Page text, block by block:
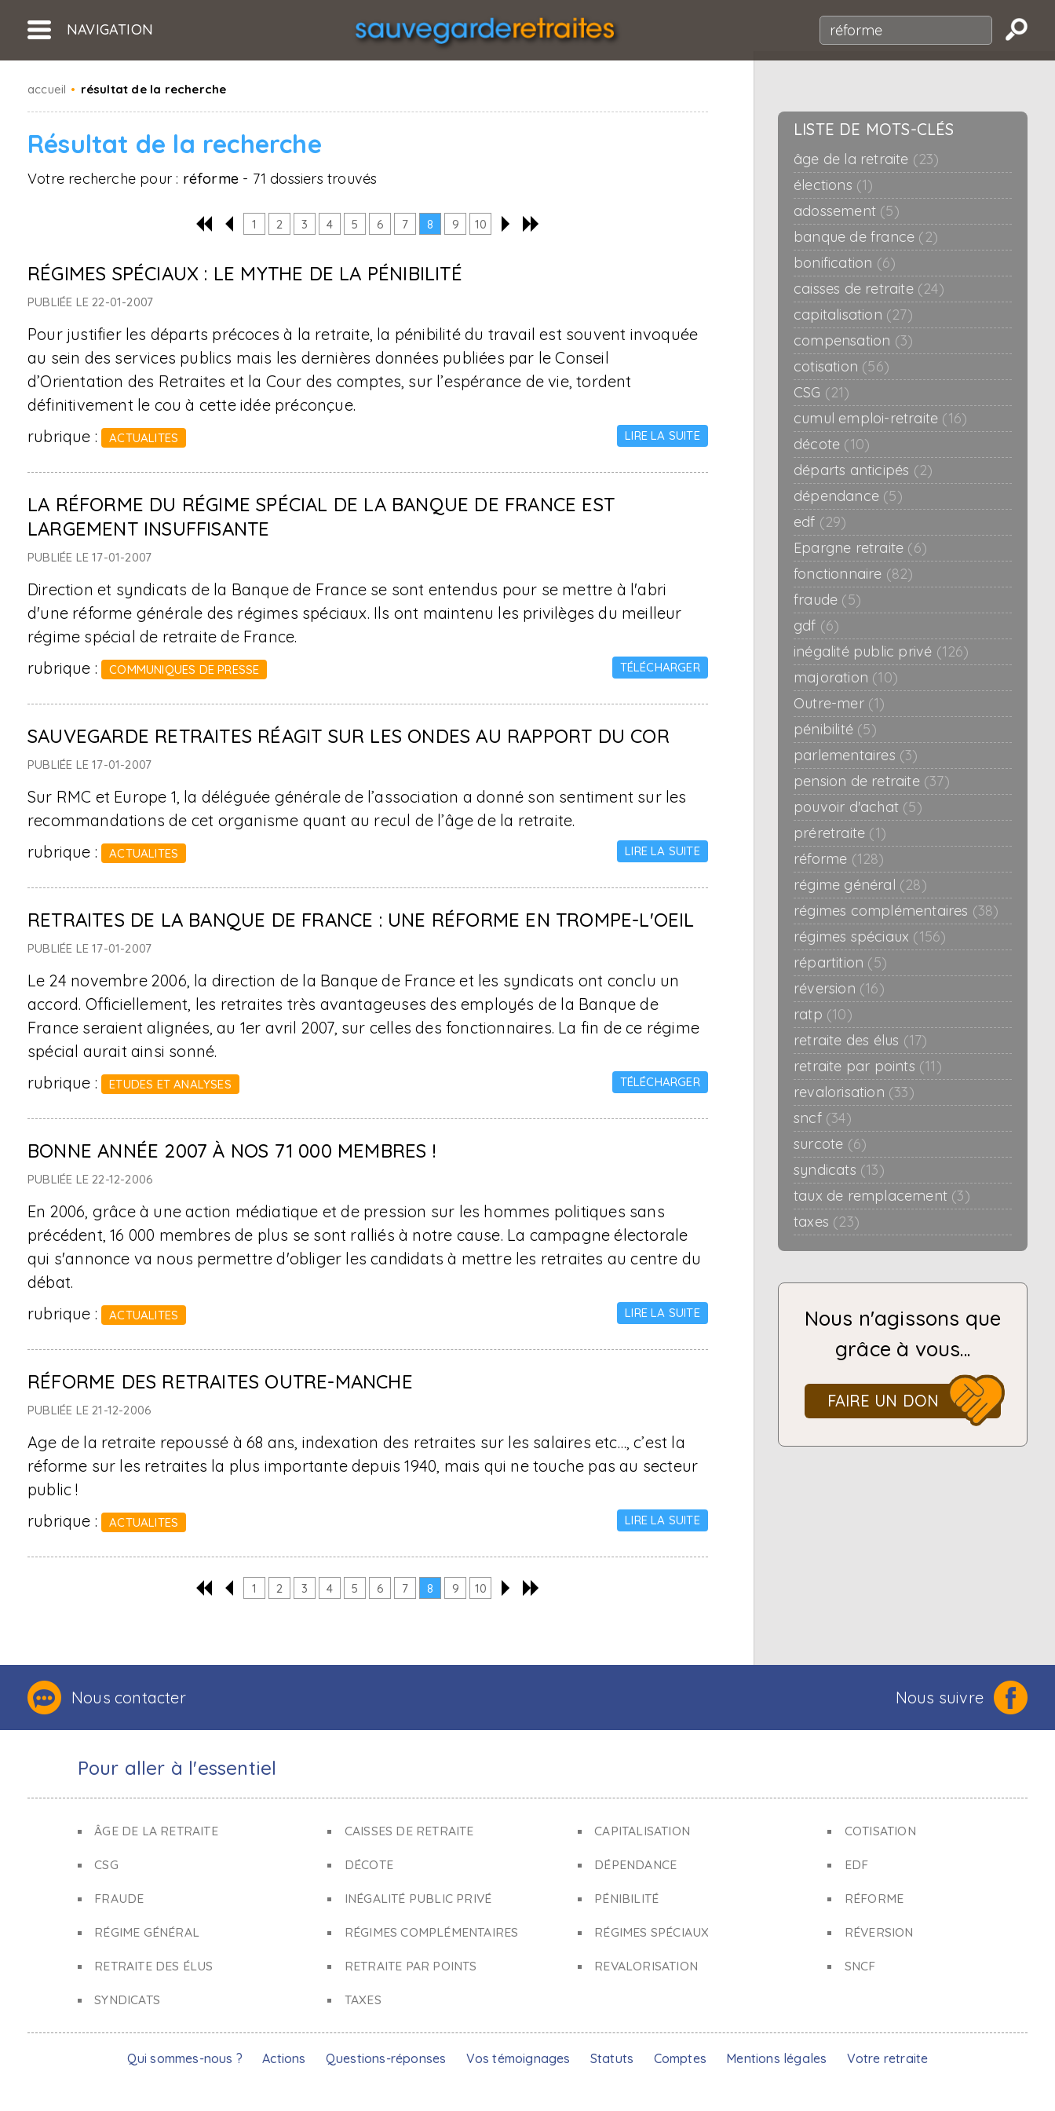
NAVIGATION
accueil • résultat de la recherche
Résultat de la recherche
Votre recherche pour : réforme - 71 dossiers trouvés
1 2 3 4 5 6 7 8 9 10
RÉGIMES SPÉCIAUX : LE MYTHE DE LA PÉNIBILITÉ
PUBLIÉE LE 22-01-2007
Pour justifier les départs précoces à la retraite, la pénibilité du travail est souvent invoquée
au sein des services publics mais les dernières données publiées par le Conseil
d’Orientation des Retraites et la Cour des comptes, sur l’espérance de vie, tordent
définitivement le cou à cette idée préconçue.
rubrique : ACTUALITES LIRE LA SUITE
LA RÉFORME DU RÉGIME SPÉCIAL DE LA BANQUE DE FRANCE EST
LARGEMENT INSUFFISANTE
PUBLIÉE LE 17-01-2007
Direction et syndicats de la Banque de France se sont entendus pour se mettre à l'abri
d'une réforme générale des régimes spéciaux. Ils ont maintenu les privilèges du meilleur
régime spécial de retraite de France.
rubrique : COMMUNIQUES DE PRESSE TÉLÉCHARGER
SAUVEGARDE RETRAITES RÉAGIT SUR LES ONDES AU RAPPORT DU COR
PUBLIÉE LE 17-01-2007
Sur RMC et Europe 1, la déléguée générale de l’association a donné son sentiment sur les
recommandations de cet organisme quant au recul de l’âge de la retraite.
rubrique : ACTUALITES LIRE LA SUITE
RETRAITES DE LA BANQUE DE FRANCE : UNE RÉFORME EN TROMPE-L'OEIL
PUBLIÉE LE 17-01-2007
Le 24 novembre 2006, la direction de la Banque de France et les syndicats ont conclu un
accord. Officiellement, les retraites très avantageuses des employés de la Banque de
France seraient alignées, au 1er avril 2007, sur celles des fonctionnaires. La fin de ce régime
spécial aurait ainsi sonné.
rubrique : ETUDES ET ANALYSES TÉLÉCHARGER
BONNE ANNÉE 2007 À NOS 71 000 MEMBRES !
PUBLIÉE LE 22-12-2006
En 2006, grâce à une action médiatique et de pression sur les hommes politiques sans
précédent, 16 000 membres de plus se sont ralliés à notre cause. La campagne électorale
qui s'annonce va nous permettre d'obliger les candidats à mettre les retraites au centre du
débat.
rubrique : ACTUALITES LIRE LA SUITE
RÉFORME DES RETRAITES OUTRE-MANCHE
PUBLIÉE LE 21-12-2006
Age de la retraite repoussé à 68 ans, indexation des retraites sur les salaires etc…, c’est la
réforme sur les retraites la plus importante depuis 1940, mais qui ne touche pas au secteur
public !
rubrique : ACTUALITES LIRE LA SUITE
1 2 3 4 5 6 7 8 9 10
LISTE DE MOTS-CLÉS
âge de la retraite (23)
élections (1)
adossement (5)
banque de france (2)
bonification (6)
caisses de retraite (24)
capitalisation (27)
compensation (3)
cotisation (56)
CSG (21)
cumul emploi-retraite (16)
décote (10)
départs anticipés (2)
dépendance (5)
edf (29)
Epargne retraite (6)
fonctionnaire (82)
fraude (5)
gdf (6)
inégalité public privé (126)
majoration (10)
Outre-mer (1)
pénibilité (5)
parlementaires (3)
pension de retraite (37)
pouvoir d'achat (5)
préretraite (1)
réforme (128)
régime général (28)
régimes complémentaires (38)
régimes spéciaux (156)
répartition (5)
réversion (16)
ratp (10)
retraite des élus (17)
retraite par points (11)
revalorisation (33)
sncf (34)
surcote (6)
syndicats (13)
taux de remplacement (3)
taxes (23)
Nous n'agissons que
grâce à vous...
FAIRE UN DON
Nous contacter Nous suivre
Pour aller à l'essentiel
ÂGE DE LA RETRAITE CAISSES DE RETRAITE CAPITALISATION COTISATION
CSG DÉCOTE DÉPENDANCE EDF
FRAUDE INÉGALITÉ PUBLIC PRIVÉ PÉNIBILITÉ RÉFORME
RÉGIME GÉNÉRAL RÉGIMES COMPLÉMENTAIRES RÉGIMES SPÉCIAUX RÉVERSION
RETRAITE DES ÉLUS RETRAITE PAR POINTS REVALORISATION SNCF
SYNDICATS TAXES
Qui sommes-nous ? Actions Questions-réponses Vos témoignages Statuts Comptes Mentions légales Votre retraite